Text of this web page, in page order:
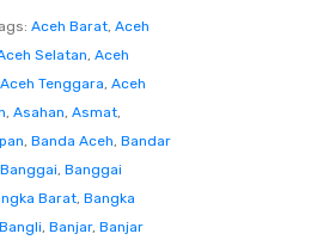
Aceh Barat, Aceh
Selatan, Aceh
Aceh Tenggara, Aceh
, Asahan, Asmat,
, Banda Aceh, Bandar
Banggai, Banggai
Barat, Bangka
Bangli, Banjar, Banjar